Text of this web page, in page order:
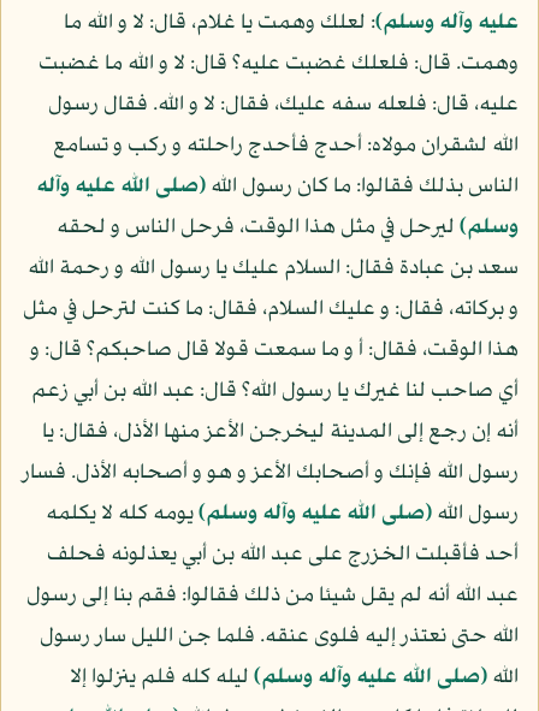
عليه وآله وسلم): لعلك وهمت يا غلام، قال: لا و الله ما
وهمت. قال: فلعلك غضبت عليه؟ قال: لا و الله ما غضبت
عليه، قال: فلعله سفه عليك، فقال: لا و الله. فقال رسول
الله لشقران مولاه: أحدج فأحدج راحلته و ركب و تسامع
الناس بذلك فقالوا: ما كان رسول الله(صلى الله عليه وآله
وسلم)ليرحل في مثل هذا الوقت، فرحل الناس و لحقه
سعد بن عبادة فقال: السلام عليك يا رسول الله و رحمة الله
و بركاته، فقال: و عليك السلام، فقال: ما كنت لترحل في مثل
هذا الوقت، فقال: أ و ما سمعت قولا قال صاحبكم؟ قال: و
أي صاحب لنا غيرك يا رسول الله؟ قال: عبد الله بن أبي زعم
أنه إن رجع إلى المدينة ليخرجن الأعز منها الأذل، فقال: يا
رسول الله فإنك و أصحابك الأعز و هو و أصحابه الأذل. فسار
رسول الله(صلى الله عليه وآله وسلم)يومه كله لا يكلمه
أحد فأقبلت الخزرج على عبد الله بن أبي يعذلونه فحلف
عبد الله أنه لم يقل شيئا من ذلك فقالوا: فقم بنا إلى رسول
الله حتى نعتذر إليه فلوى عنقه. فلما جن الليل سار رسول
الله(صلى الله عليه وآله وسلم)ليله كله فلم ينزلوا إلا